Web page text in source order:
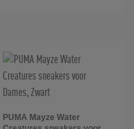
PUMA Mayze Water